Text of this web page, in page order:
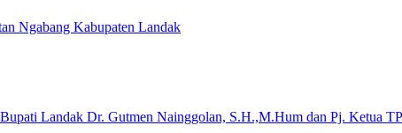
Ngabang Kabupaten Landak
Landak Dr. Gutmen Nainggolan, S.H.,M.Hum dan Pj. Ketua